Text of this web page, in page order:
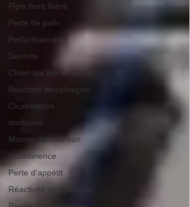
Pipis hors litière
Perte de poils
Performances
Dermite
Chien qui tire en laisse
Bouchon œsophagien
Cicatrisation
Immunité
Monter dans le van
Incontinence
Perte d'appétit
Réactivité congénères